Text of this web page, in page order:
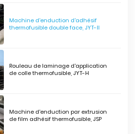
Machine d'enduction d'adhésif
thermofusible double face, JYT-II
Rouleau de laminage d'application
de colle thermofusible, JYT-H
Machine d'enduction par extrusion
de film adhésif thermofusible, JSP